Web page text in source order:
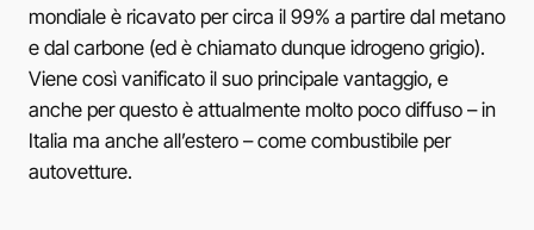
mondiale è ricavato per circa il 99% a partire dal metano
e dal carbone (ed è chiamato dunque idrogeno grigio).
Viene così vanificato il suo principale vantaggio, e
anche per questo è attualmente molto poco diffuso – in
Italia ma anche all’estero – come combustibile per
autovetture.